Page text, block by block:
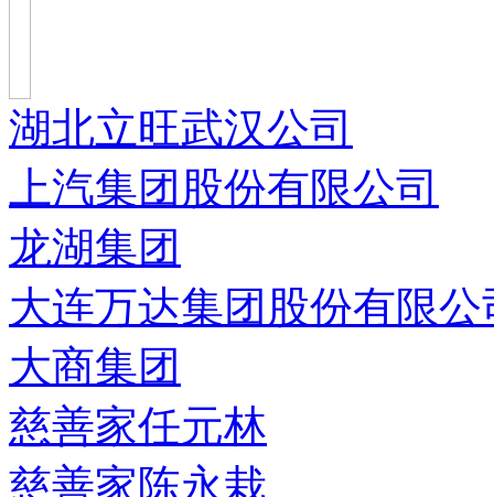
湖北立旺武汉公司
上汽集团股份有限公司
龙湖集团
大连万达集团股份有限公
大商集团
慈善家任元林
慈善家陈永栽